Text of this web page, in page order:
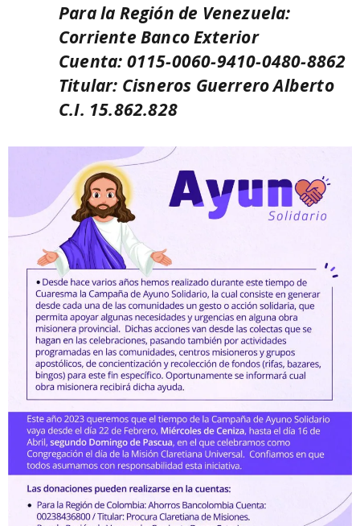
Para la Región de Venezuela:
Corriente Banco Exterior
Cuenta: 0115-0060-9410-0480-8862
Titular: Cisneros Guerrero Alberto
C.I. 15.862.828